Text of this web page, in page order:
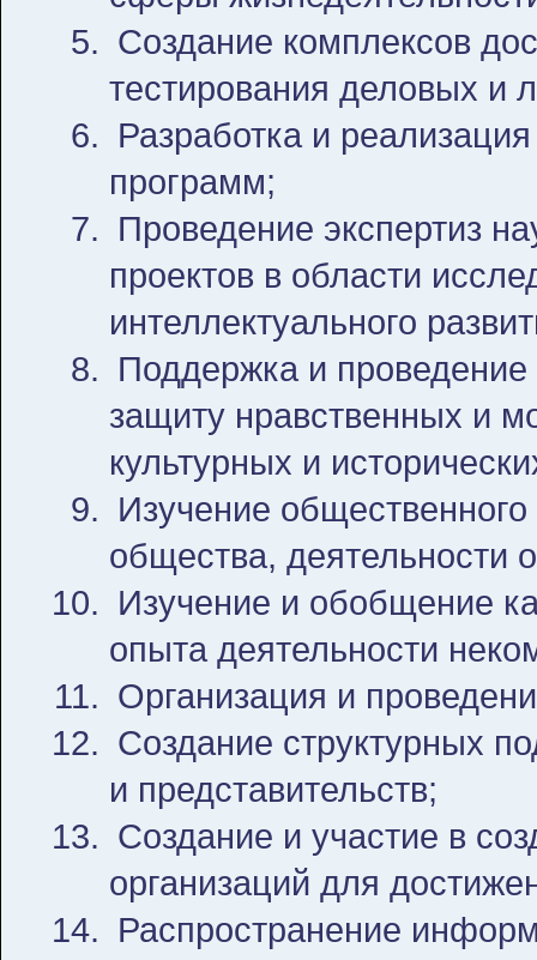
Создание комплексов
тестирования деловых и
Разработка и
программ;
Проведение экспертиз
проектов в области
интеллектуального
Поддержка и
защиту нравственных и
культурных и
Изучение
общества, деятельности
Изучение и обобщение
опыта деятельности
Организация и
Создание структурных
и представительств;
Создание и участие в
организаций для
Распространение